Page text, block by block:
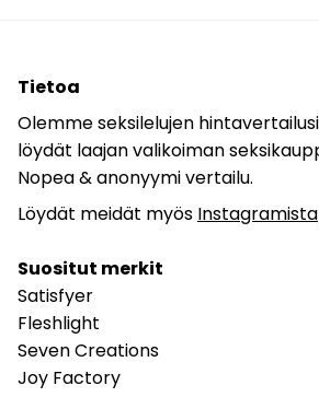
Tietoa
Olemme seksilelujen
löydät laajan valikoiman
Nopea & anonyymi vertailu.
Löydät meidät myös Instagramista
Suositut merkit
Satisfyer
Fleshlight
Seven Creations
Joy Factory